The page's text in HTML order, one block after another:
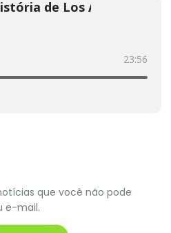
que você não pode
e-mail.